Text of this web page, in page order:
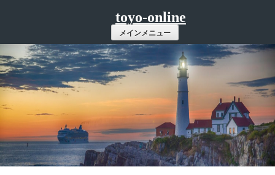
ツ
へ
ス
キ
ッ
プ
toyo-online
メインメニュー